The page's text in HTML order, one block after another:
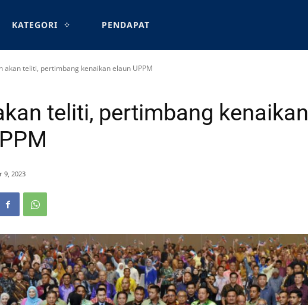
KATEGORI PENDAPAT
akan teliti, pertimbang kenaikan elaun UPPM
teliti, pertimbang kenaikan
9, 2023